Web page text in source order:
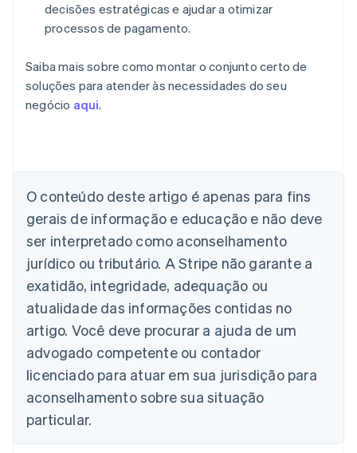
decisões estratégicas e ajudar a otimizar
processos de pagamento.
Saiba mais sobre como montar o conjunto certo de
soluções para atender às necessidades do seu
negócio aqui.
O conteúdo deste artigo é apenas para fins
gerais de informação e educação e não deve
ser interpretado como aconselhamento
jurídico ou tributário. A Stripe não garante a
exatidão, integridade, adequação ou
atualidade das informações contidas no
artigo. Você deve procurar a ajuda de um
advogado competente ou contador
licenciado para atuar em sua jurisdição para
aconselhamento sobre sua situação
particular.
Austrália
English
Áustria
DeutschEnglish
Bélgica
Brasil
PortuguêsEnglish
Bulgária
Canadá
EnglishFrançais
China continental
简体中文English
Chipre
English
Croácia
EnglishItaliano